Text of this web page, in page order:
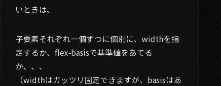
いときは、
子要素それぞれ一個ずつに個別に、widthを指
定するか、flex-basisで基準値をあてる
か、、、
（widthはガッツリ固定できますが、basisはあ